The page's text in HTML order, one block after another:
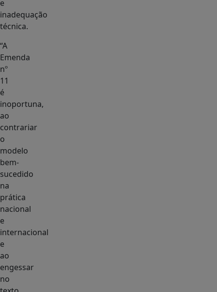
e
inadequação
técnica.
“A
Emenda
nº
11
é
inoportuna,
ao
contrariar
o
modelo
bem-
sucedido
na
prática
nacional
e
internacional
e
ao
engessar
no